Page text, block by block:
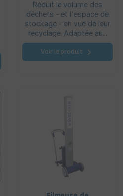
Réduit le volume des
déchets - et l'espace de
stockage - en vue de leur
recyclage. Adaptée au...
Voir le produit